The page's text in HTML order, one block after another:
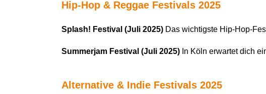
Hip-Hop & Reggae Festivals 2025
Splash! Festival (Juli 2025)Das wichtigste Hip-Hop-
Summerjam Festival (Juli 2025)In Köln erwartet dich
Alternative & Indie Festivals 2025